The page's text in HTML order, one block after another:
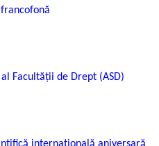
Facultății de Drept (ASD)
internațională aniversară